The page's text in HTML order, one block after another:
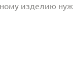
изделию